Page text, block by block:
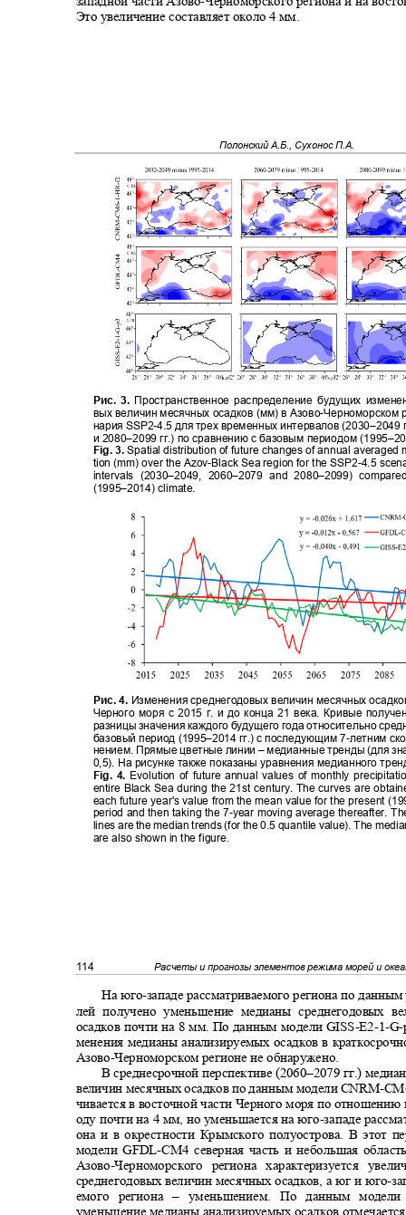
Это увеличение составляет около 4 мм.
Полонский А.Б., Сухонос П.А.
Рис. 3. Пространственное распределение будущих
вых величин месячных осадков (мм) в Азово-Черноморском
нария SSP2-4.5 для трех временных интервалов (2030–2049
и 2080–2099 гг.) по сравнению с базовым периодом (1995–
Fig. 3.Spatial distribution of future changes of annual
tion (mm) over the Azov-Black Sea region for the SSP2-4.5
intervals (2030–2049, 2060–2079 and 2080–2099)
(1995–2014) climate.
Рис. 4. Изменения среднегодовых величин месячных
Черного моря с 2015 г. и до конца 21 века. Кривые
разницы значения каждого будущего года относительно
базовый период (1995–2014 гг.) с последующим 7-летним
нением. Прямые цветные линии–медианные тренды (для
0,5). На рисунке также показаны уравнения медианного
Fig. 4. Evolution of future annual values of monthly
entire Black Sea during the 21st century. The curves are
each future year's value from the mean value for the present
period and then taking the 7-year moving average thereafter.
lines are the median trends (for the 0.5 quantile value). The
are also shown in the figure.
114 Расчеты и прогнозы элементов режима морей и
На юго-западе рассматриваемого региона по
лей получено уменьшение медианы среднегодовых
осадков почти на 8 мм. По данным модели GISS-E2-1-G-
менения медианы анализируемых осадков в
Азово-Черноморском регионе не обнаружено.
В среднесрочной перспективе (2060–2079 гг.)
величин месячных осадков по данным моделиCNRM-
чивается в восточной части Черного моря по
оду почти на 4 мм, но уменьшается на юго-западе
она и в окрестности Крымского полуострова. В этот
моделиGFDL-CM4 северная часть и небольшая
Азово-Черноморского региона характеризуется
среднегодовых величин месячных осадков, а юг и юго-
емого региона–уменьшением. По данным
уменьшение медианы анализируемых осадков